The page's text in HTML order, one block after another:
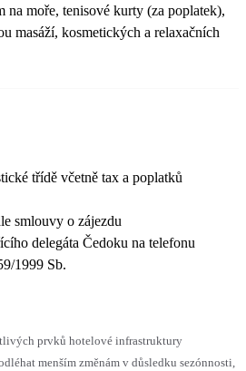
na moře, tenisové kurty (za poplatek),
masáží, kosmetických a relaxačních
třídě včetně tax a poplatků
smlouvy o zájezdu
delegáta Čedoku na telefonu
1999 Sb.
prvků hotelové infrastruktury
menším změnám v důsledku sezónnosti,